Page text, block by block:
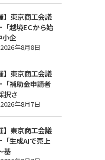
】東京商工会議
越境ECから始
小企
2026年8月8日
】東京商工会議
「補助金申請者
択さ
2026年8月7日
】東京商工会議
生成AIで売上
基